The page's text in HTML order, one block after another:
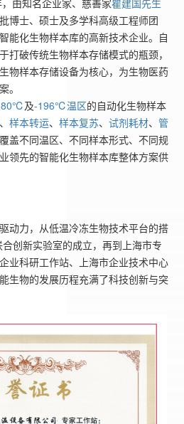
由知名企业家、慈善家瞿建国先生
博士、硕士及多学科高级工程师团
能化生物样本库的高新技术企业。自
打破传统生物样本存储模式的瓶颈，
物样本存储设备为核心，为生物医药
。
及-196℃温区的自动化生物样本
、 样本转运、 样本复苏、 试剂耗材、 管
盖不同温区、不同样本形式、不同规
领先的智能化生物样本库整体方案供
动力，从低温冷冻生物技术平台的搭
创新实验室的成立，再到上海市专
业科研工作站、上海市企业技术中心
生物的发展历程充满了科技创新与突